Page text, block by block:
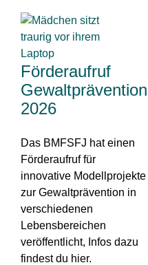
Förderaufruf
Gewaltprävention
2026
Das BMFSFJ hat einen
Förderaufruf für
innovative Modellprojekte
zur Gewaltprävention in
verschiedenen
Lebensbereichen
veröffentlicht, Infos dazu
findest du hier.